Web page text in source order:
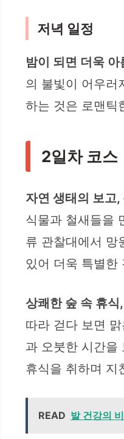
저녁 일정
밤이 되면 더욱
의 불빛이 어우러
하는 것은 로맨틱
2일차 코스
자연 생태의 보고
식물과 철새들을
류 관찰대에서 망
있어 더욱 특별한
상쾌한 숲 속 휴
따라 걷다 보면
과 오붓한 시간을
휴식을 취하며 지
READ 발 건강의